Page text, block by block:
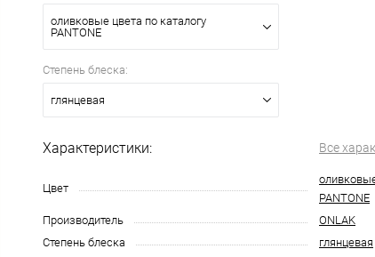
оливковые цвета по каталогу
PANTONE
Степень блеска:
глянцевая
Характеристики: Все
Цвет
PANTONE
Производитель
ONLAK
Степень блеска
глянцевая